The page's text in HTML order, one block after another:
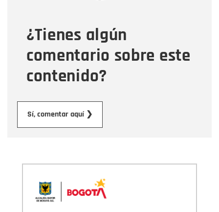
¿Tienes algún
comentario sobre este
contenido?
Sí, comentar aquí ❯
Mensaje